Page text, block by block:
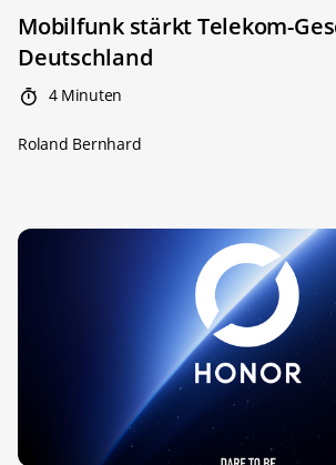
Mobilfunk stärkt Telekom-
Deutschland
4 Minuten
Roland Bernhard